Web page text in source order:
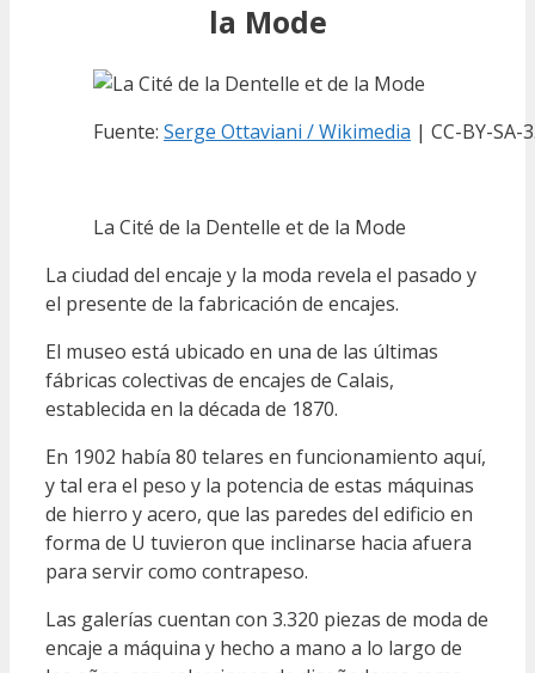
la Mode
Fuente: Serge Ottaviani / Wikimedia | CC-BY-SA-
La Cité de la Dentelle et de la Mode
La ciudad del encaje y la moda revela el pasado y
el presente de la fabricación de encajes.
El museo está ubicado en una de las últimas
fábricas colectivas de encajes de Calais,
establecida en la década de 1870.
En 1902 había 80 telares en funcionamiento aquí,
y tal era el peso y la potencia de estas máquinas
de hierro y acero, que las paredes del edificio en
forma de U tuvieron que inclinarse hacia afuera
para servir como contrapeso.
Las galerías cuentan con 3.320 piezas de moda de
encaje a máquina y hecho a mano a lo largo de